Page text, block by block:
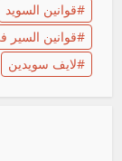
قوانين السويد
قوانين السير
لايف سويدين